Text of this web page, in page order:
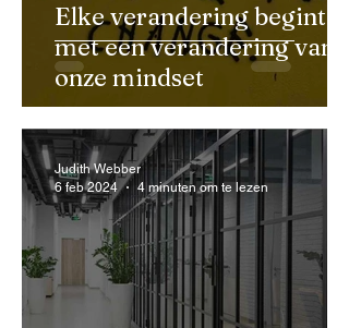
Elke verandering begint
met een verandering van
onze mindset
Judith Webber
6 feb 2024
4 minuten om te lezen